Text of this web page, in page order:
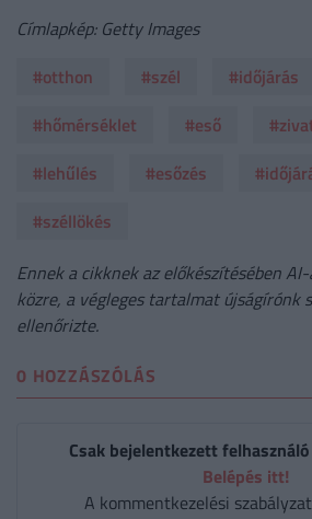
Címlapkép: Getty Images
#otthon
#szél
#időjárás
#hőmérséklet
#eső
#lehűlés
#esőzés
#széllökés
Ennek a cikknek az előkészítésében
közre, a végleges tartalmat újságírónk
ellenőrizte.
0 HOZZÁSZÓLÁS
Csak bejelentkezett
Belépés itt!
A kommentkezelési